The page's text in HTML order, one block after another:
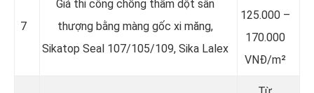
7
Giá thi công chống thấm dột sân
thượng bằng màng gốc xi măng,
Sikatop Seal 107/105/109, Sika Lalex
125.000 –
170.000
VNĐ/m²